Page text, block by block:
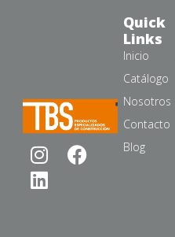
Quick
Links
Inicio
Catálogo
Nosotros
Contacto
Blog